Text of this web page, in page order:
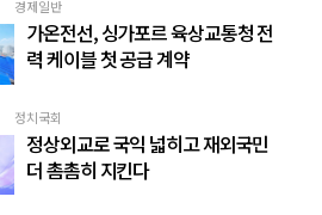
경제일반
가온전선, 싱가포르 육상교통청 전
력 케이블 첫 공급 계약
정치국회
정상외교로 국익 넓히고 재외국민
더 촘촘히 지킨다